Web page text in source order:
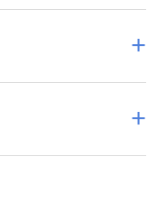
+
+